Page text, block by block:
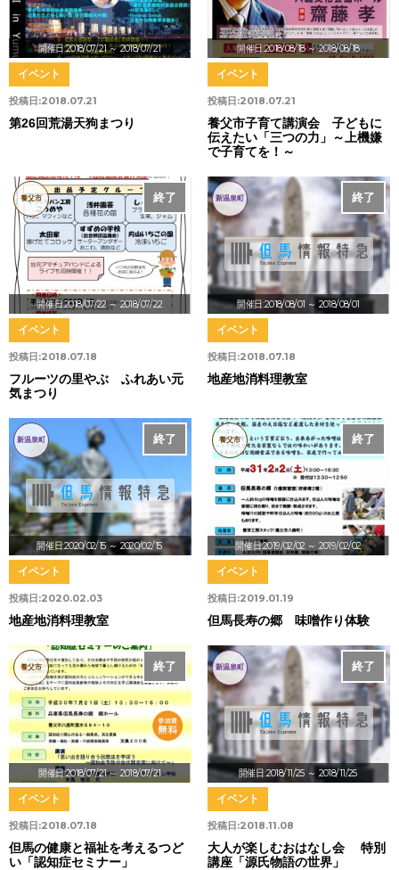
開催日:2018/07/21～ 2018/07/21
投稿日:2018.07.21
イベント
第26回荒湯天狗まつり
開催日:2018/08/18～ 2018/08/18
投稿日:2018.07.21
イベント
養父市子育て講演会 子どもに
伝えたい「三つの力」～上機嫌
で子育てを！～
開催日:2018/07/22 ～ 2018/07/22
終了
養父市
投稿日:2018.07.18
イベント
フルーツの里やぶ ふれあい元
気まつり
開催日:2018/08/01 ～ 2018/08/01
終了
新温泉町
投稿日:2018.07.18
イベント
地産地消料理教室
開催日:2020/02/15 ～ 2020/02/15
終了
新温泉町
投稿日:2020.02.03
イベント
地産地消料理教室
開催日:2019/02/02 ～ 2019/02/02
終了
養父市
投稿日:2019.01.19
イベント
但馬長寿の郷 味噌作り体験
開催日:2018/07/21～ 2018/07/21
終了
養父市
投稿日:2018.07.18
イベント
但馬の健康と福祉を考えるつど
い「認知症セミナー」
開催日:2018/11/25 ～ 2018/11/25
終了
新温泉町
投稿日:2018.11.08
イベント
大人が楽しむおはなし会 特別
講座「源氏物語の世界」